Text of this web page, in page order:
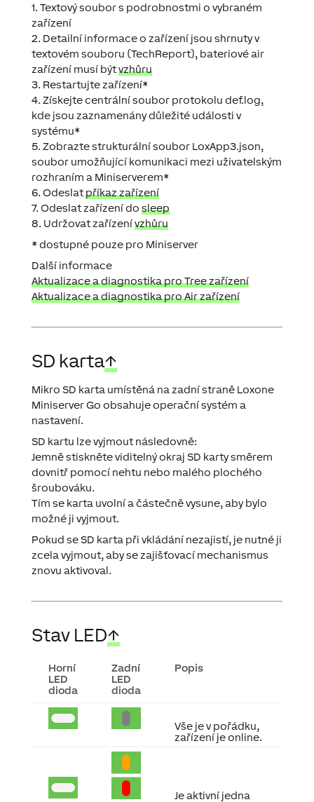
1. Textový soubor s podrobnostmi o vybraném
zařízení
2. Detailní informace o zařízení jsou shrnuty v
textovém souboru (TechReport), bateriové air
zařízení musí býtvzhůru
3. Restartujte zařízení*
4. Získejte centrální soubor protokolu def.log,
kde jsou zaznamenány důležité události v
systému*
5. Zobrazte strukturální soubor LoxApp3.json,
soubor umožňující komunikaci mezi uživatelským
rozhraním a Miniserverem*
6. Odeslatpříkaz zařízení
7. Odeslat zařízení do sleep
8. Udržovat zařízenívzhůru
* dostupné pouze pro Miniserver
Další informace
Aktualizace a diagnostika pro Tree zařízení
Aktualizace a diagnostika pro Air zařízení
SD karta↑
Mikro SD karta umístěná na zadní straně Loxone
Miniserver Go obsahuje operační systém a
nastavení.
SD kartu lze vyjmout následovně:
Jemně stiskněte viditelný okraj SD karty směrem
dovnitř pomocí nehtu nebo malého plochého
šroubováku.
Tím se karta uvolní a částečně vysune, aby bylo
možné ji vyjmout.
Pokud se SD karta při vkládání nezajistí, je nutné ji
zcela vyjmout, aby se zajišťovací mechanismus
znovu aktivoval.
Stav LED↑
Horní
LED
dioda
Zadní
LED
dioda
Popis
Vše je v pořádku,
zařízení je online.
Je aktivní jedna